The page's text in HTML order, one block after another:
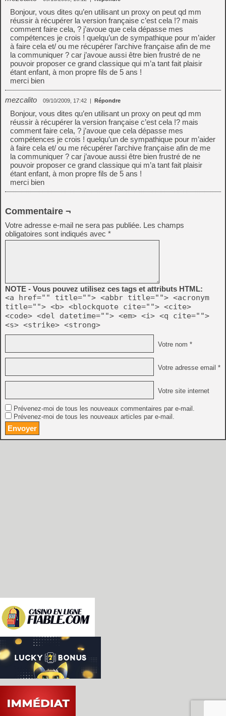
Bonjour, vous dites qu’en utilisant un proxy on peut qd mm
réussir à récupérer la version française c’est cela !? mais
comment faire cela, ? j’avoue que cela dépasse mes
compétences je crois ! quelqu’un de sympathique pour m’aider
à faire cela et/ ou me récupérer l’archive française afin de me
la communiquer ? car j’avoue aussi être bien frustré de ne
pouvoir proposer ce grand classique qui m’a tant fait plaisir
étant enfant, à mon propre fils de 5 ans !
merci bien
mezcalito 09/10/2009, 17:42 | Répondre
Bonjour, vous dites qu’en utilisant un proxy on peut qd mm
réussir à récupérer la version française c’est cela !? mais
comment faire cela, ? j’avoue que cela dépasse mes
compétences je crois ! quelqu’un de sympathique pour m’aider
à faire cela et/ ou me récupérer l’archive française afin de me
la communiquer ? car j’avoue aussi être bien frustré de ne
pouvoir proposer ce grand classique qui m’a tant fait plaisir
étant enfant, à mon propre fils de 5 ans !
merci bien
Commentaire ¬
Votre adresse e-mail ne sera pas publiée. Les champs
obligatoires sont indiqués avec *
NOTE - Vous pouvez utilisez ces tags et attributs HTML:
<a href="" title=""> <abbr title=""> <acronym
title=""> <b> <blockquote cite=""> <cite>
<code> <del datetime=""> <em> <i> <q cite="">
<s> <strike> <strong>
Votre nom *
Votre adresse email *
Votre site internet
Prévenez-moi de tous les nouveaux commentaires par e-mail.
Prévenez-moi de tous les nouveaux articles par e-mail.